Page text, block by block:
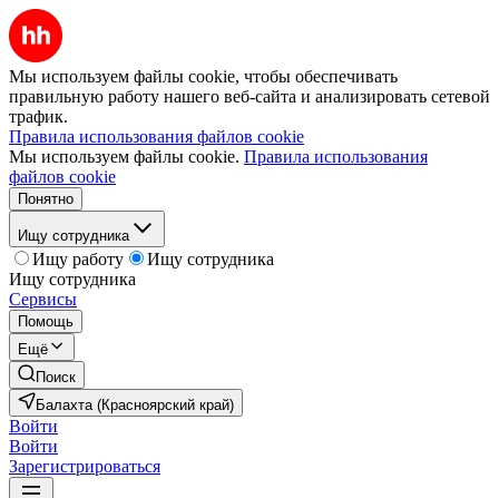
Мы используем файлы cookie, чтобы обеспечивать
правильную работу нашего веб-сайта и анализировать сетевой
трафик.
Правила использования файлов cookie
Мы используем файлы cookie. Правила использования
файлов cookie
Понятно
Ищу сотрудника
Ищу работу
Ищу сотрудника
Ищу сотрудника
Сервисы
Помощь
Ещё
Поиск
Балахта (Красноярский край)
Войти
Войти
Зарегистрироваться